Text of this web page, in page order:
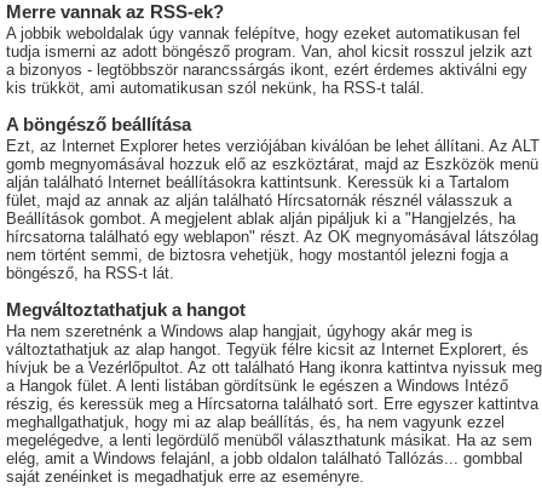
Merre vannak az RSS-ek?
A jobbik weboldalak úgy vannak felépítve, hogy ezeket automatikusan fel
tudja ismerni az adott böngésző program. Van, ahol kicsit rosszul jelzik azt
a bizonyos - legtöbbször narancssárgás ikont, ezért érdemes aktiválni egy
kis trükköt, ami automatikusan szól nekünk, ha RSS-t talál.
A böngésző beállítása
Ezt, az Internet Explorer hetes verziójában kiválóan be lehet állítani. Az ALT
gomb megnyomásával hozzuk elő az eszköztárat, majd az Eszközök menü
alján található Internet beállításokra kattintsunk. Keressük ki a Tartalom
fület, majd az annak az alján található Hírcsatornák résznél válasszuk a
Beállítások gombot. A megjelent ablak alján pipáljuk ki a "Hangjelzés, ha
hírcsatorna található egy weblapon" részt. Az OK megnyomásával látszólag
nem történt semmi, de biztosra vehetjük, hogy mostantól jelezni fogja a
böngésző, ha RSS-t lát.
Megváltoztathatjuk a hangot
Ha nem szeretnénk a Windows alap hangjait, úgyhogy akár meg is
változtathatjuk az alap hangot. Tegyük félre kicsit az Internet Explorert, és
hívjuk be a Vezérlőpultot. Az ott található Hang ikonra kattintva nyissuk meg
a Hangok fület. A lenti listában gördítsünk le egészen a Windows Intéző
részig, és keressük meg a Hírcsatorna található sort. Erre egyszer kattintva
meghallgathatjuk, hogy mi az alap beállítás, és, ha nem vagyunk ezzel
megelégedve, a lenti legördülő menüből választhatunk másikat. Ha az sem
elég, amit a Windows felajánl, a jobb oldalon található Tallózás... gombbal
saját zenéinket is megadhatjuk erre az eseményre.